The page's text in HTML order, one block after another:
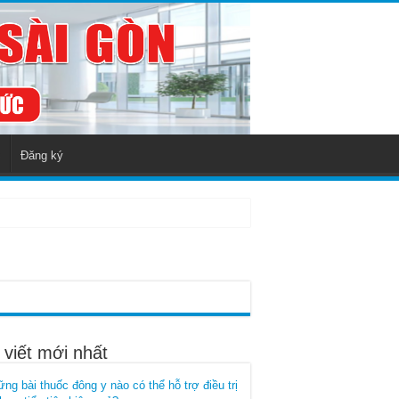
Đăng ký
viết mới nhất
bài thuốc đông y nào có thể hỗ trợ điều trị